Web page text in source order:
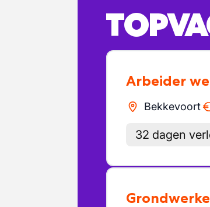
Arbeider
Bekkevoort
32 dagen